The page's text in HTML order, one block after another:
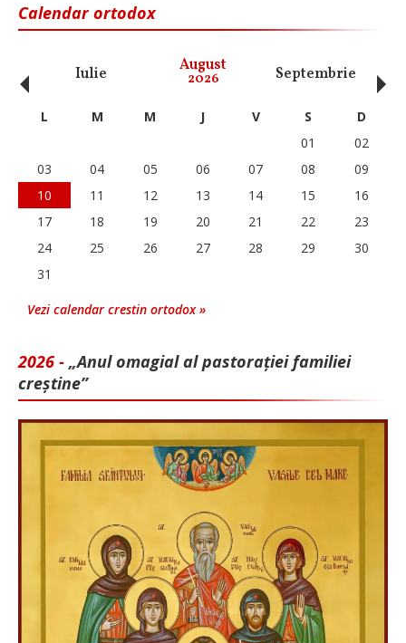
Calendar ortodox
Iulie August
2026 Septembrie
‹ L M M J V S
D
01
02
03
04 05 06 07 08
09
10
11 12 13 14 15
16
17
18 19 20 21 22
23
24
25 26 27 28 29
30
31
Vezi calendar crestin ortodox »
2026 - „Anul omagial al pastorației familiei
creștine”